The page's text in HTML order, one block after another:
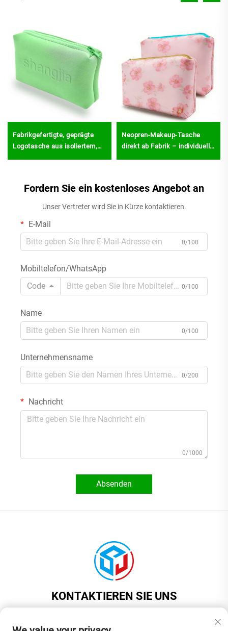
Fabrikgefertigte, geprägte
Logotasche aus isoliertem,
Tasche
Neopren-Makeup-Tasche
direkt ab Fabrik – individuell
als Organizer für Reisen
Fordern Sie ein kostenloses Angebot an
Unser Vertreter wird Sie in Kürze kontaktieren.
E-Mail
0/100
Mobiltelefon/WhatsApp
Code
0/100
Name
0/100
Unternehmensname
0/200
Nachricht
0/1000
Absenden
KONTAKTIEREN SIE UNS
Liaobu, Stadt Dongguan, Provinz Guangdong, China